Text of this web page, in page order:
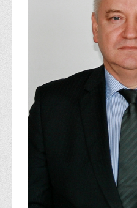
Технічних засобів
Редакційно-видавничий
Розвитку кар’єри
Ресурсний центр зі
Моніторингу якості
Грантових проєктів
Грантові проєкти
Підтримки технологій та